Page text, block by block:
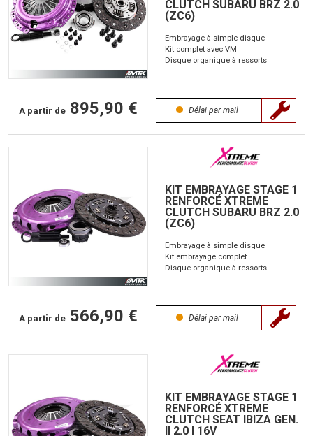
CLUTCH SUBARU BRZ 2.0
(ZC6)
Embrayage à simple disque
Kit complet avec VM
Disque organique à ressorts
A partir de 895,90 € Délai par mail
KIT EMBRAYAGE STAGE 1
RENFORCÉ XTREME
CLUTCH SUBARU BRZ 2.0
(ZC6)
Embrayage à simple disque
Kit embrayage complet
Disque organique à ressorts
A partir de 566,90 € Délai par mail
KIT EMBRAYAGE STAGE 1
RENFORCÉ XTREME
CLUTCH SEAT IBIZA GEN.
II 2.0 I 16V